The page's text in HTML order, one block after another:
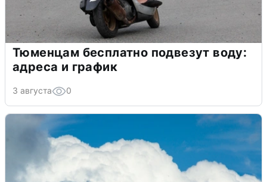
Тюменцам бесплатно подвезут воду:
адреса и график
3 августа 0